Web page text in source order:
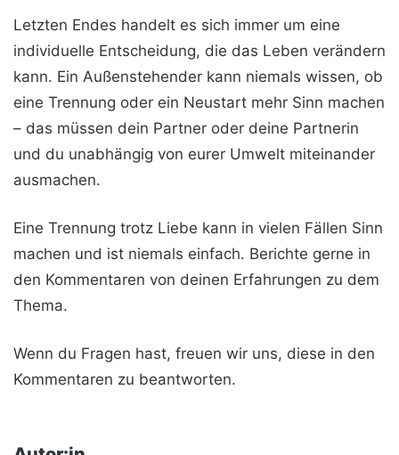
Letzten Endes handelt es sich immer um eine
individuelle Entscheidung, die das Leben verändern
kann. Ein Außenstehender kann niemals wissen, ob
eine Trennung oder ein Neustart mehr Sinn machen
– das müssen dein Partner oder deine Partnerin
und du unabhängig von eurer Umwelt miteinander
ausmachen.
Eine Trennung trotz Liebe kann in vielen Fällen Sinn
machen und ist niemals einfach. Berichte gerne in
den Kommentaren von deinen Erfahrungen zu dem
Thema.
Wenn du Fragen hast, freuen wir uns, diese in den
Kommentaren zu beantworten.